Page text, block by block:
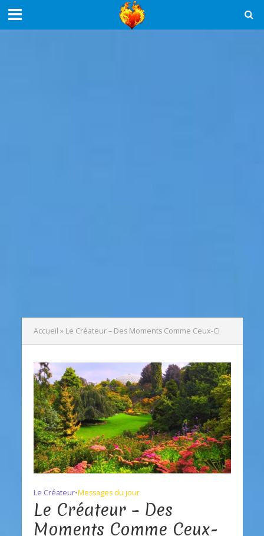
Accueil » Le Créateur – Des Moments Comme Ceux-Ci
Le Créateur•Messages du jour
Le Créateur – Des
Moments Comme Ceux-